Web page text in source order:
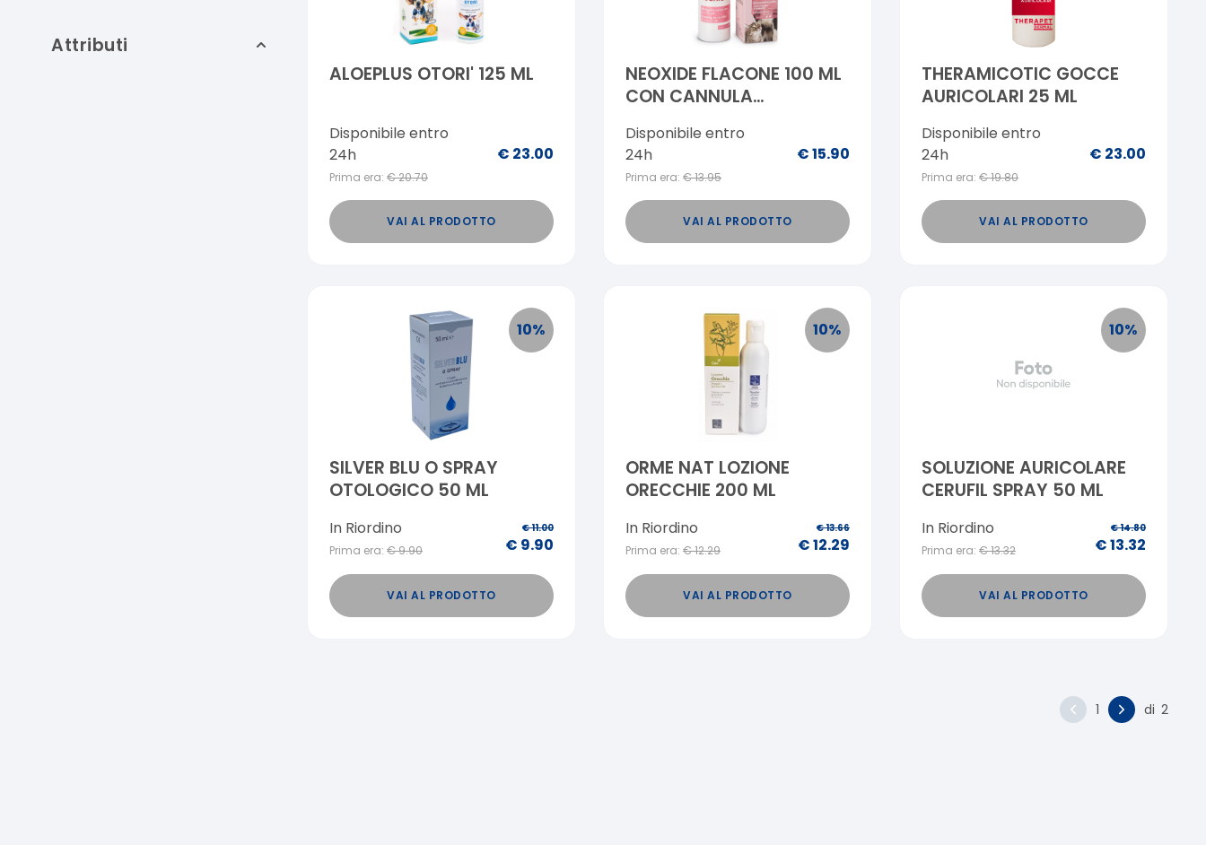
Attributi
ALOEPLUS OTORI' 125 ML
Disponibile entro
24h
Prima era: €20.70
€ 23.00
VAI AL PRODOTTO
NEOXIDE FLACONE 100 ML
CON CANNULA
ATRAUMATICA
Disponibile entro
24h
Prima era: €13.95
€15.90
VAI AL PRODOTTO
THERAMICOTIC GOCCE
AURICOLARI 25 ML
Disponibile entro
24h
Prima era: €19.80
€ 23.00
VAI AL PRODOTTO
10%
SILVER BLU O SPRAY
OTOLOGICO 50 ML
In Riordino
Prima era: €9.90
€11.00
€ 9.90
VAI AL PRODOTTO
10%
ORME NAT LOZIONE
ORECCHIE 200 ML
In Riordino
Prima era: €12.29
€13.66
€12.29
VAI AL PRODOTTO
10%
SOLUZIONE AURICOLARE
CERUFIL SPRAY 50 ML
In Riordino
Prima era: €13.32
€14.80
€13.32
VAI AL PRODOTTO
1 di 2